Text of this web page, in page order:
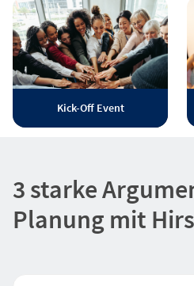
Kick-Off Event
3 starke
Planung mit